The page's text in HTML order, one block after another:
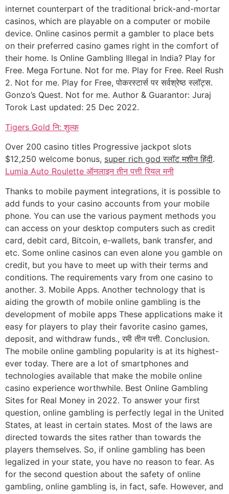
internet counterpart of the traditional brick-and-mortar
casinos, which are playable on a computer or mobile
device. Online casinos permit a gambler to place bets
on their preferred casino games right in the comfort of
their home. Is Online Gambling Illegal in India? Play for
Free. Mega Fortune. Not for me. Play for Free. Reel Rush
2. Not for me. Play for Free, पोकरस्टार्स पर सर्वश्रेष्ठ स्लॉट्स.
Gonzo’s Quest. Not for me. Author & Guarantor: Juraj
Torok Last updated: 25 Dec 2022.
Tigers Gold नि: शुल्क
Over 200 casino titles Progressive jackpot slots
$12,250 welcome bonus, super rich god स्लॉट मशीन हिंदी.
Lumia Auto Roulette ऑनलाइन तीन पत्ती रियल मनी
Thanks to mobile payment integrations, it is possible to
add funds to your casino accounts from your mobile
phone. You can use the various payment methods you
can access on your desktop computers such as credit
card, debit card, Bitcoin, e-wallets, bank transfer, and
etc. Some online casinos can even alone you gamble on
credit, but you have to meet up with their terms and
conditions. The requirements vary from one casino to
another. 3. Mobile Apps. Another technology that is
aiding the growth of mobile online gambling is the
development of mobile apps These applications make it
easy for players to play their favorite casino games,
deposit, and withdraw funds., रमी तीन पत्ती. Conclusion.
The mobile online gambling popularity is at its highest-
ever today. There are a lot of smartphones and
technologies available that make the mobile online
casino experience worthwhile. Best Online Gambling
Sites for Real Money in 2022. To answer your first
question, online gambling is perfectly legal in the United
States, at least in certain states. Most of the laws are
directed towards the sites rather than towards the
players themselves. So, if online gambling has been
legalized in your state, you have no reason to fear. As
for the second question about the safety of online
gambling, online gambling is, in fact, safe. However, and